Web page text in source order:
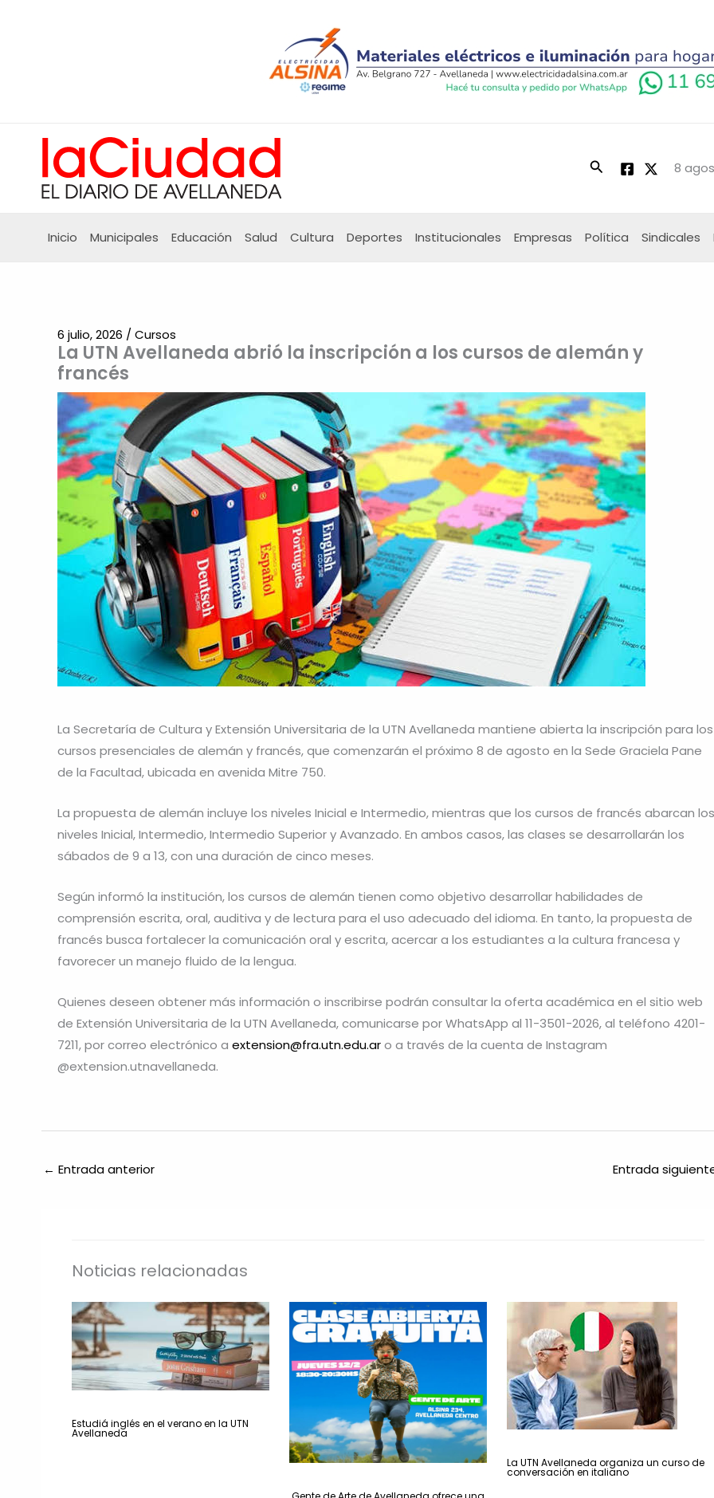
Buscar 8
Inicio Municipales Educación Salud Cultura Deportes Institucionales Empresas Política Sindicales
La UTN Avellaneda abrió la inscripción a los cursos de alemán y
francés
6 julio, 2026 / Cursos
La Secretaría de Cultura y Extensión Universitaria de la UTN Avellaneda mantiene abierta la inscripción para los
cursos presenciales de alemán y francés, que comenzarán el próximo 8 de agosto en la Sede Graciela Pane
de la Facultad, ubicada en avenida Mitre 750.
La propuesta de alemán incluye los niveles Inicial e Intermedio, mientras que los cursos de francés abarcan los
niveles Inicial, Intermedio, Intermedio Superior y Avanzado. En ambos casos, las clases se desarrollarán los
sábados de 9 a 13, con una duración de cinco meses.
Según informó la institución, los cursos de alemán tienen como objetivo desarrollar habilidades de
comprensión escrita, oral, auditiva y de lectura para el uso adecuado del idioma. En tanto, la propuesta de
francés busca fortalecer la comunicación oral y escrita, acercar a los estudiantes a la cultura francesa y
favorecer un manejo fluido de la lengua.
Quienes deseen obtener más información o inscribirse podrán consultar la oferta académica en el sitio web
de Extensión Universitaria de la UTN Avellaneda, comunicarse por WhatsApp al 11-3501-2026, al teléfono 4201-
7211, por correo electrónico a extension@fra.utn.edu.aro a través de la cuenta de Instagram
@extension.utnavellaneda.
← Entrada anterior Entrada
Noticias relacionadas
Estudiá inglés en el verano en la UTN
Avellaneda
La UTN Avellaneda organiza un curso de
conversación en italiano